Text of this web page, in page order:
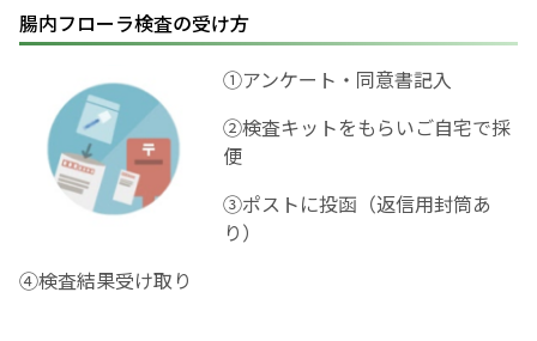
腸内フローラ検査の受け方
①アンケート・同意書記入
②検査キットをもらいご自宅で採
便
③ポストに投函（返信用封筒あ
り）
④検査結果受け取り